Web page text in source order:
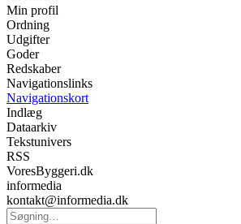
Min profil
Ordning
Udgifter
Goder
Redskaber
Navigationslinks
Navigationskort
Indlæg
Dataarkiv
Tekstunivers
RSS
VoresByggeri.dk
informedia
kontakt@informedia.dk